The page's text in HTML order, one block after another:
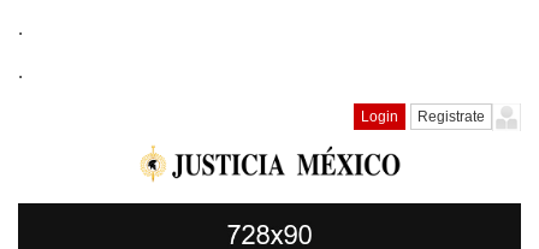
.
.
Login Registrate